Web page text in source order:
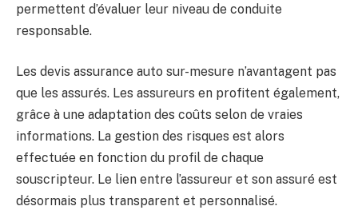
permettent d’évaluer leur niveau de conduite
responsable.
Les devis assurance auto sur-mesure n’avantagent pas
que les assurés. Les assureurs en profitent également,
grâce à une adaptation des coûts selon de vraies
informations. La gestion des risques est alors
effectuée en fonction du profil de chaque
souscripteur. Le lien entre l’assureur et son assuré est
désormais plus transparent et personnalisé.